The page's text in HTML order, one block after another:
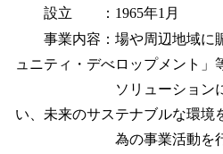
設立 ：1965年1月
事業内容：場や周辺地域に
ュニティ・デべロップメント」
ソリューションによる
い、未来のサステナブルな環境
為の事業活動を行っ